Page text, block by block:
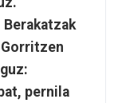
pernila